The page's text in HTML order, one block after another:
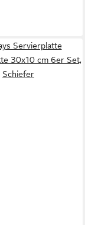
Servierplatte
30x10 cm 6er Set,
Schiefer